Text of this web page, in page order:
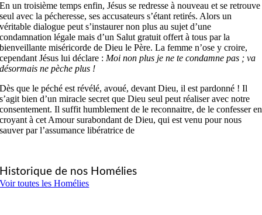
En un troisième temps enfin, Jésus se redresse à nouveau et se retrouve
seul avec la pécheresse, ses accusateurs s’étant retirés. Alors un
véritable dialogue peut s’instaurer non plus au sujet d’une
condamnation légale mais d’un Salut gratuit offert à tous par la
bienveillante miséricorde de Dieu le Père. La femme n’ose y croire,
cependant Jésus lui déclare : Moi non plus je ne te condamne pas ; va
désormais ne pèche plus !
Dès que le péché est révélé, avoué, devant Dieu, il est pardonné ! Il
s’agit bien d’un miracle secret que Dieu seul peut réaliser avec notre
consentement. Il suffit humblement de le reconnaitre, de le confesser en
croyant à cet Amour surabondant de Dieu, qui est venu pour nous
sauver par l’assumance libératrice de
Historique de nos Homélies
Voir toutes les Homélies